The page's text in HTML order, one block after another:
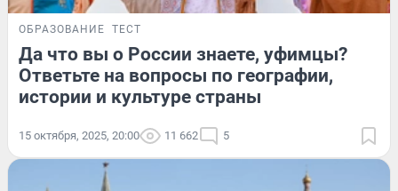
ОБРАЗОВАНИЕ ТЕСТ
Да что вы о России знаете, уфимцы?
Ответьте на вопросы по географии,
истории и культуре страны
15 октября, 2025, 20:00 11 662 5